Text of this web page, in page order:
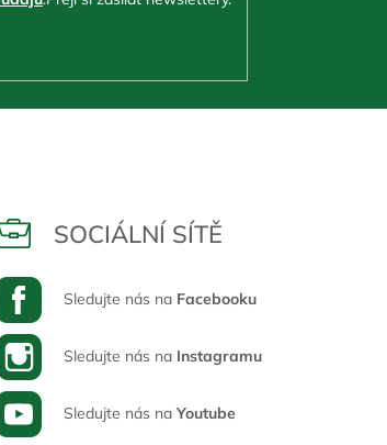
SOCIÁLNÍ SÍTĚ
Sledujte nás na Facebooku
Sledujte nás na Instagramu
Sledujte nás na Youtube